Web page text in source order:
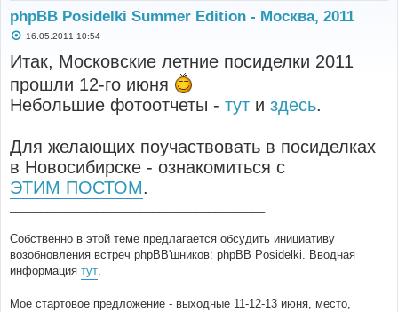
phpBB Posidelki Summer Edition - Москва, 2011
С
б
е
и
16.05.2011 10:54
Итак, Московские летние посиделки 2011
прошли 12-го июня
Небольшие фотоотчеты - тут и здесь.
Для желающих поучаствовать в посиделках
в Новосибирске - ознакомиться с
ЭТИМ ПОСТОМ.
Собственно в этой теме предлагается обсудить инициативу
возобновления встреч phpBB'шников: phpBB Posidelki. Вводная
информация тут.
Мое стартовое предложение - выходные 11-12-13 июня, место,